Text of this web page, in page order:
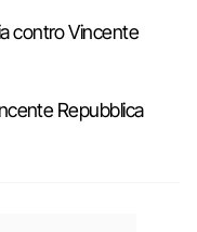
contro Vincente
Repubblica